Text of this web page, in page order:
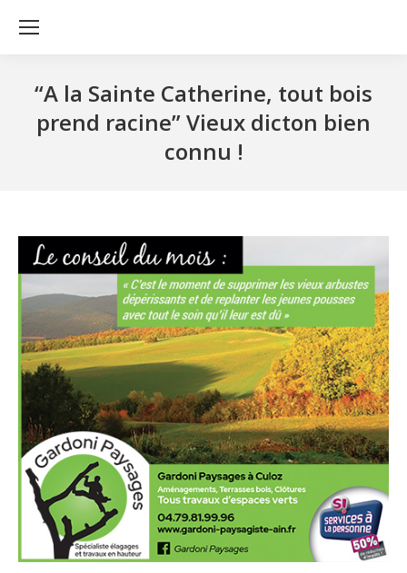
“A la Sainte Catherine, tout bois
prend racine” Vieux dicton bien
connu !